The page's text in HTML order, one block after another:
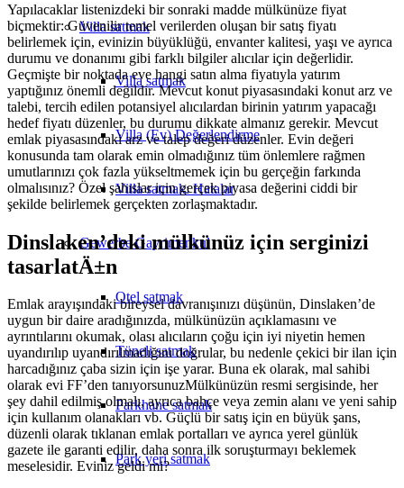
Villasatmak
Villa satmak
Villa (Ev) Değerlendirme
Villa satmak: Hatalar
GewerbeGayrimenkul
Otel satmak
Tüneli satmak
Parkhane satmak
Park yeri satmak
Yapılacaklar listenizdeki bir sonraki madde mülkünüze fiyat
biçmektir: Güvenilir temel verilerden oluşan bir satış fiyatı
belirlemek için, evinizin büyüklüğü, envanter kalitesi, yaşı ve ayrıca
durumu ve donanımı gibi farklı bilgiler alıcılar için değerlidir.
Geçmişte bir noktada eve hangi satın alma fiyatıyla yatırım
yaptığınız önemli değildir. Mevcut konut piyasasındaki konut arz ve
talebi, tercih edilen potansiyel alıcılardan birinin yatırım yapacağı
hedef fiyatı düzenler, bu durumu dikkate almanız gerekir. Mevcut
emlak piyasasındaki arz ve talep değeri düzenler. Evin değeri
konusunda tam olarak emin olmadığınız tüm önlemlere rağmen
umutlarınızı çok fazla yükseltmemek için bu gerçeğin farkında
olmalısınız? Özel şahıslar için gerçek piyasa değerini ciddi bir
şekilde belirlemek gerçekten zorlaşmaktadır.
Dinslaken’deki mülkünüz için serginizi
tasarlatÄ±n
Emlak arayışındaki bireysel davranışınızı düşünün, Dinslaken’de
uygun bir daire aradığınızda, mülkünüzün açıklamasını ve
ayrıntılarını okumak, olası alıcıların çoğu için iyi niyetin hemen
uyandırılıp uyandırılmadığını doğrular, bu nedenle çekici bir ilan için
harcadığınız çaba sizin için işe yarar. Buna ek olarak, mal sahibi
olarak evi FF’den tanıyorsunuzMülkünüzün resmi sergisinde, her
şey dahil edilmiş olmalı, ayrıca bahçe veya zemin alanı ve yeni sahip
için kullanım olanakları vb. Güçlü bir satış için en büyük şans,
düzenli olarak tıklanan emlak portalları ve ayrıca yerel günlük
gazete ile garanti edilir, daha sonra ilk soruşturmayı beklemek
meselesidir. Eviniz geldi mi?